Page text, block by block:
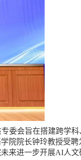
委会旨在搭建跨学科
院院长钟玲教授受聘
来进一步开展AI人文